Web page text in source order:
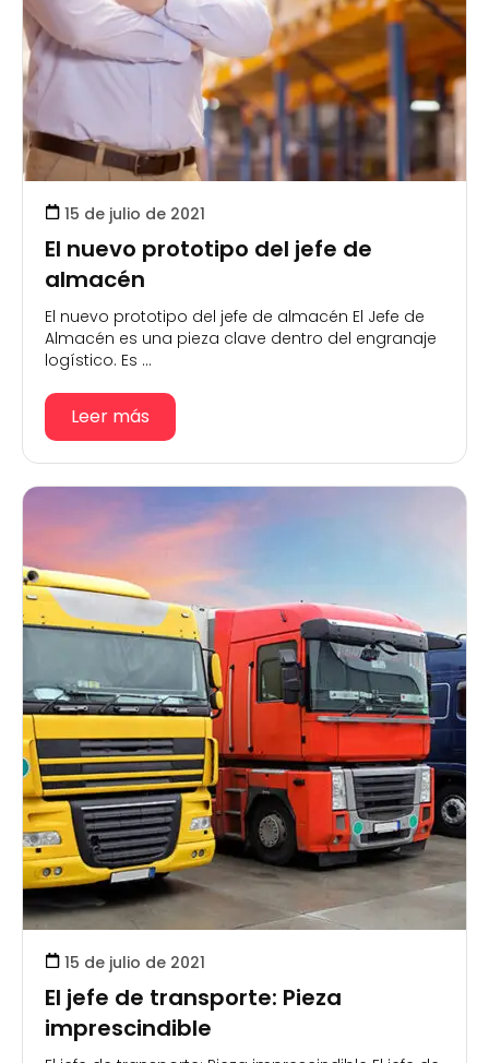
15 de julio de 2021
El nuevo prototipo del jefe de
almacén
El nuevo prototipo del jefe de almacén El Jefe de
Almacén es una pieza clave dentro del engranaje
logístico. Es ...
Leer más
15 de julio de 2021
El jefe de transporte: Pieza
imprescindible